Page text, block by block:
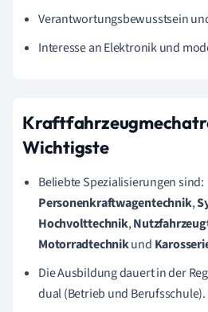
Verantwortungsbewusstsein
Interesse an Elektronik und
Wichtigste
Beliebte Spezialisierungen sind:
Personenkraftwagentechnik,
Hochvolttechnik,
Motorradtechnikund
Die Ausbildung dauert in der
dual (Betrieb und Berufsschule).